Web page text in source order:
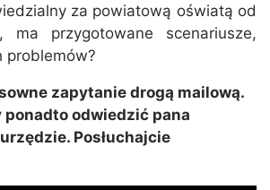
za powiatową oświatą od
ma przygotowane scenariusze,
problemów?
zapytanie drogą mailową.
odwiedzić pana
Posłuchajcie